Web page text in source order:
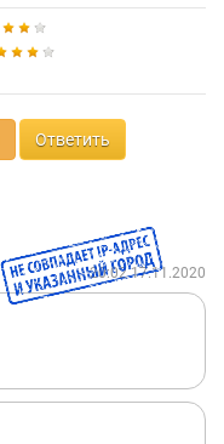
Ответить
20:02 17.11.2020